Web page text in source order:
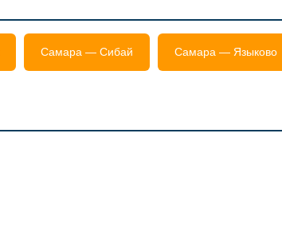
Самара — Сибай Самара — Языково